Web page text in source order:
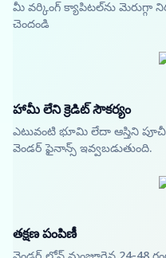
మీ వర్కింగ్ క్యాపిటల్‌ను మెరుగ్గా
చెందండి
హామీ లేని క్రెడిట్ సౌకర్యం
ఎటువంటి భూమి లేదా ఆస్తిని
వెండర్ ఫైనాన్స్ ఇవ్వబడుతుంది.
తక్షణ పంపిణీ